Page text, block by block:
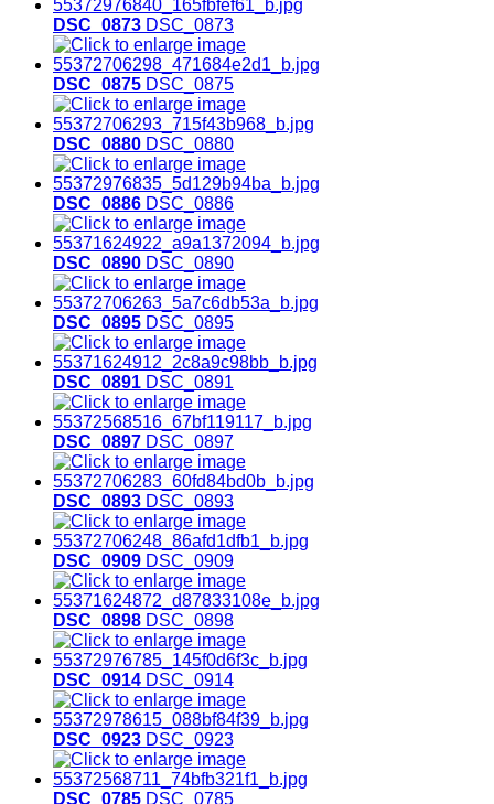
DSC_0873 DSC_0873
DSC_0875 DSC_0875
DSC_0880 DSC_0880
DSC_0886 DSC_0886
DSC_0890 DSC_0890
DSC_0895 DSC_0895
DSC_0891 DSC_0891
DSC_0897 DSC_0897
DSC_0893 DSC_0893
DSC_0909 DSC_0909
DSC_0898 DSC_0898
DSC_0914 DSC_0914
DSC_0923 DSC_0923
DSC_0785 DSC_0785